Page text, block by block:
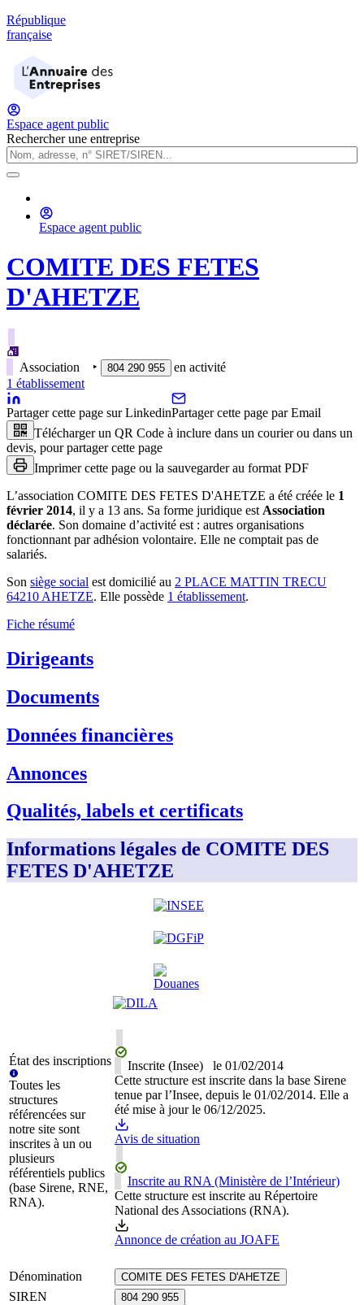
République
française
Espace agent public
Rechercher une entreprise
Espace agent public
COMITE DES FETES
D'AHETZE
Association ‣ 804 290 955
en activité
1 établissement
Partager cette page sur LinkedinPartager cette page par Email
Télécharger un QR Code à inclure dans un courier ou dans un
devis, pour partager cette page
Imprimer cette page ou la sauvegarder au format PDF
L’association COMITE DES FETES D'AHETZE a été créée le 1
février 2014, il y a 13 ans. Sa forme juridique est Association
déclarée. Son domaine d’activité est : autres organisations
fonctionnant par adhésion volontaire. Elle ne comptait pas de
salariés.
Son siège social est domicilié au 2 PLACE MATTIN TRECU
64210 AHETZE. Elle possède 1 établissement.
Fiche résumé
Dirigeants
Documents
Données financières
Annonces
Qualités, labels et certificats
Informations légales de COMITE DES
FETES D'AHETZE
État des inscriptions
Toutes les
structures
référencées sur
notre site sont
inscrites à un ou
plusieurs
référentiels publics
(base Sirene, RNE,
RNA).
Inscrite (Insee) le 01/02/2014
Cette structure est inscrite dans la base Sirene
tenue par l’Insee, depuis le 01/02/2014. Elle a
été mise à jour le 06/12/2025.
Avis de situation
Inscrite au RNA (Ministère de l’Intérieur)
Cette structure est inscrite au Répertoire
National des Associations (RNA).
Annonce de création au JOAFE
Dénomination COMITE DES FETES D'AHETZE
SIREN 804 290 955